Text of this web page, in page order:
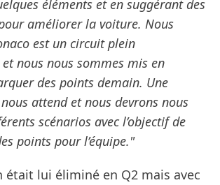
éléments et en suggérant des
améliorer la voiture. Nous
est un circuit plein
et nous nous sommes mis en
des points demain. Une
attend et nous devrons nous
scénarios avec l’objectif de
points pour l’équipe."
était lui éliminé en Q2 mais avec